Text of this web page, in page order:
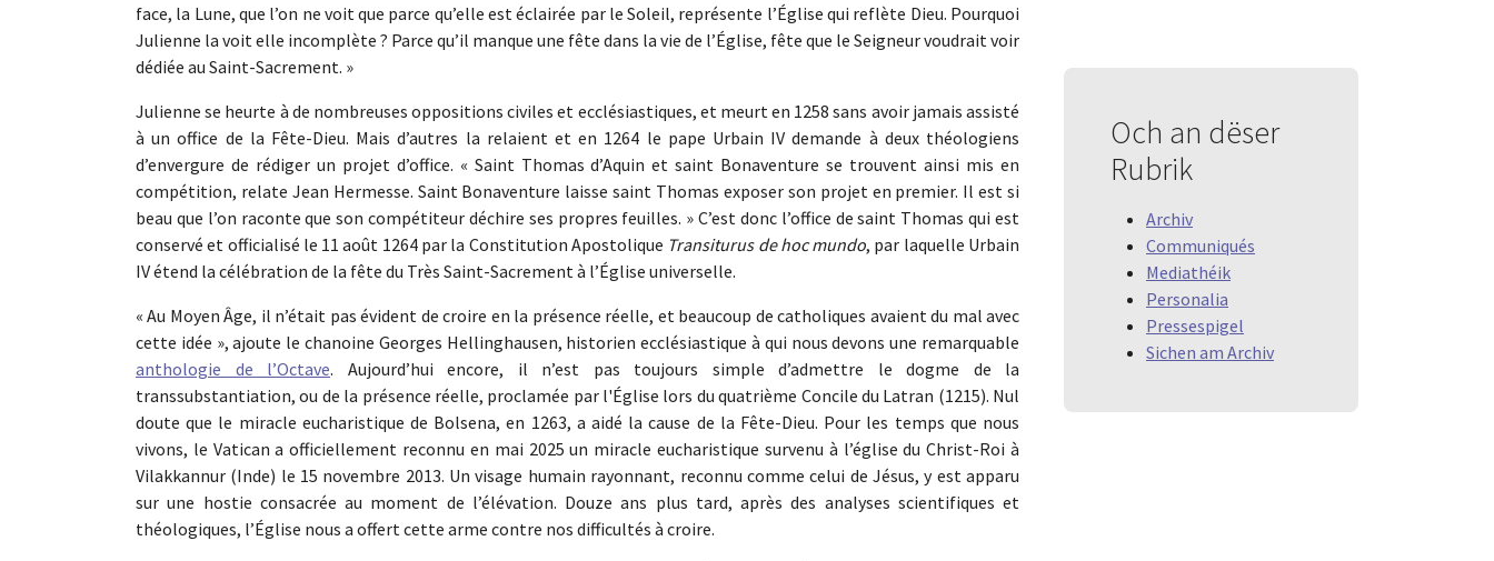
face, la Lune, que l’on ne voit que parce qu’elle est éclairée par le Soleil, représente l’Église qui reflète Dieu. Pourquoi
Julienne la voit elle incomplète ? Parce qu’il manque une fête dans la vie de l’Église, fête que le Seigneur voudrait voir
dédiée au Saint-Sacrement. »
Julienne se heurte à de nombreuses oppositions civiles et ecclésiastiques, et meurt en 1258 sans avoir jamais assisté
à un office de la Fête-Dieu. Mais d’autres la relaient et en 1264 le pape Urbain IV demande à deux théologiens
d’envergure de rédiger un projet d’office. « Saint Thomas d’Aquin et saint Bonaventure se trouvent ainsi mis en
compétition, relate Jean Hermesse. Saint Bonaventure laisse saint Thomas exposer son projet en premier. Il est si
beau que l’on raconte que son compétiteur déchire ses propres feuilles. » C’est donc l’office de saint Thomas qui est
conservé et officialisé le 11 août 1264 par la Constitution Apostolique Transiturus de hoc mundo, par laquelle Urbain
IV étend la célébration de la fête du Très Saint-Sacrement à l’Église universelle.
« Au Moyen Âge, il n’était pas évident de croire en la présence réelle, et beaucoup de catholiques avaient du mal avec
cette idée », ajoute le chanoine Georges Hellinghausen, historien ecclésiastique à qui nous devons une remarquable
anthologie de l’Octave. Aujourd’hui encore, il n’est pas toujours simple d’admettre le dogme de la
transsubstantiation, ou de la présence réelle, proclamée par l'Église lors du quatrième Concile du Latran (1215). Nul
doute que le miracle eucharistique de Bolsena, en 1263, a aidé la cause de la Fête-Dieu. Pour les temps que nous
vivons, le Vatican a officiellement reconnu en mai 2025 un miracle eucharistique survenu à l’église du Christ-Roi à
Vilakkannur (Inde) le 15 novembre 2013. Un visage humain rayonnant, reconnu comme celui de Jésus, y est apparu
sur une hostie consacrée au moment de l’élévation. Douze ans plus tard, après des analyses scientifiques et
théologiques, l’Église nous a offert cette arme contre nos difficultés à croire.
Och an dëser
Rubrik
Archiv
Communiqués
Mediathéik
Personalia
Pressespigel
Sichen am Archiv